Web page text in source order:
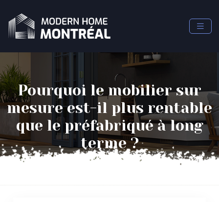
Pourquoi le mobilier sur
mesure est-il plus rentable
que le préfabriqué à long
terme ?